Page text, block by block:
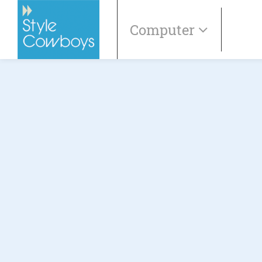
Computer